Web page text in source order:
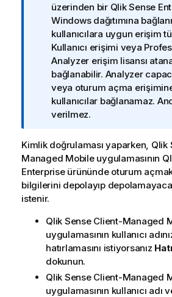
i
l
g
i
n
o
t
u
üzerinden bir Qlik Sense
Windowsdağıtımına
kullanıcılara uygun erişim
Kullanıcı erişimi veya
Analyzer erişim lisansı
bağlanabilir. Analyzer
veya oturum açma
kullanıcılar bağlanamaz.
verilmez.
Kimlik doğrulaması yaparken, Qlik
Managed Mobileuygulamasının
Enterpriseürününde oturum
bilgilerini depolayıp
istenir.
Qlik Sense Client-Managed
uygulamasının kullanıcı
hatırlamasını istiyorsanız
dokunun.
Qlik Sense Client-Managed
uygulamasının kullanıcı adı